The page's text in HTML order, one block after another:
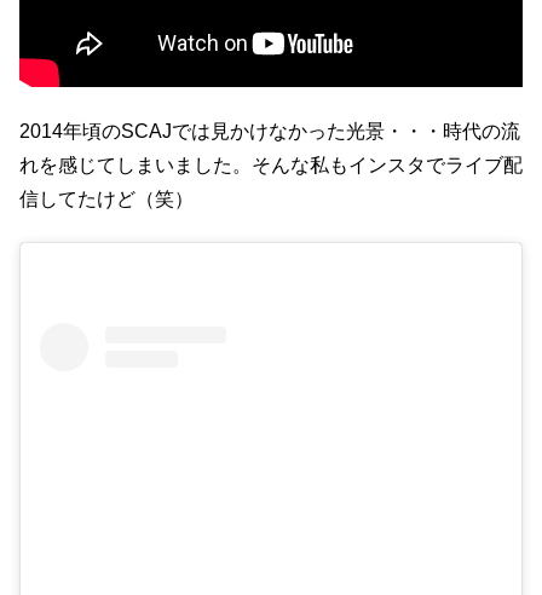
2014年頃のSCAJでは見かけなかった光景・・・時代の流
れを感じてしまいました。そんな私もインスタでライブ配
信してたけど（笑）